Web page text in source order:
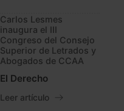
Carlos Lesmes
inaugura el III
Congreso del Consejo
Superior de Letrados y
Abogados de CCAA
El Derecho
Leer artículo